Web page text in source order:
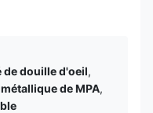
de douille d'oeil,
de MPA,